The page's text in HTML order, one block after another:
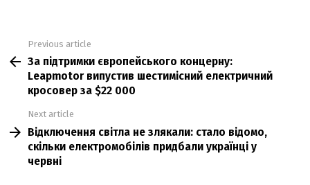
more
Previous article
За підтримки європейського концерну:
Leapmotor випустив шестимісний електричний
кросовер за $22 000
Next article
Відключення світла не злякали: стало відомо,
скільки електромобілів придбали українці у
червні